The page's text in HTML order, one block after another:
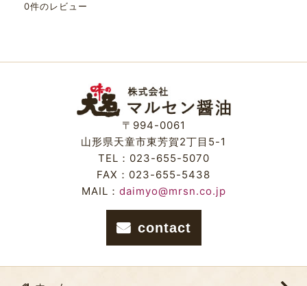
0件のレビュー
〒994-0061
山形県天童市東芳賀2丁目5-1
TEL：023-655-5070
FAX：023-655-5438
MAIL： daimyo@mrsn.co.jp
contact